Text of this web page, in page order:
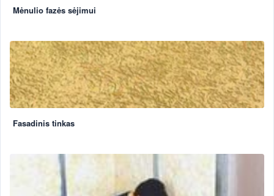
Mėnulio fazės sėjimui
Fasadinis tinkas